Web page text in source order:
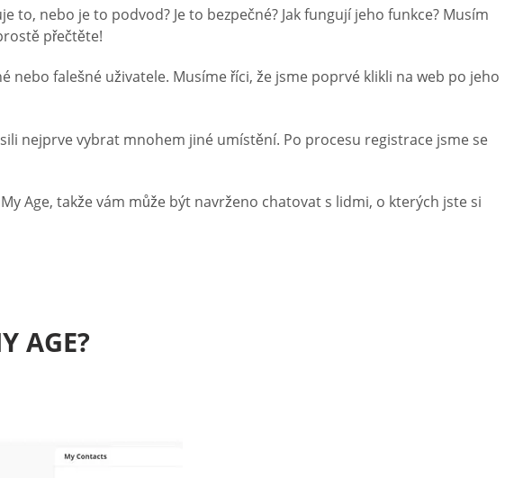
nebo je to podvod? Je to bezpečné? Jak fungují jeho funkce? Musím
přečtěte!
falešné uživatele. Musíme říci, že jsme poprvé klikli na web po jeho
nejprve vybrat mnohem jiné umístění. Po procesu registrace jsme se
Age, takže vám může být navrženo chatovat s lidmi, o kterých jste si
AGE?